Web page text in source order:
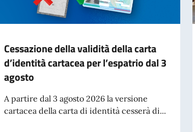
Cessazione della validità della carta
d’identità cartacea per l’espatrio dal 3
agosto
A partire dal 3 agosto 2026 la versione
cartacea della carta di identità cesserà di...